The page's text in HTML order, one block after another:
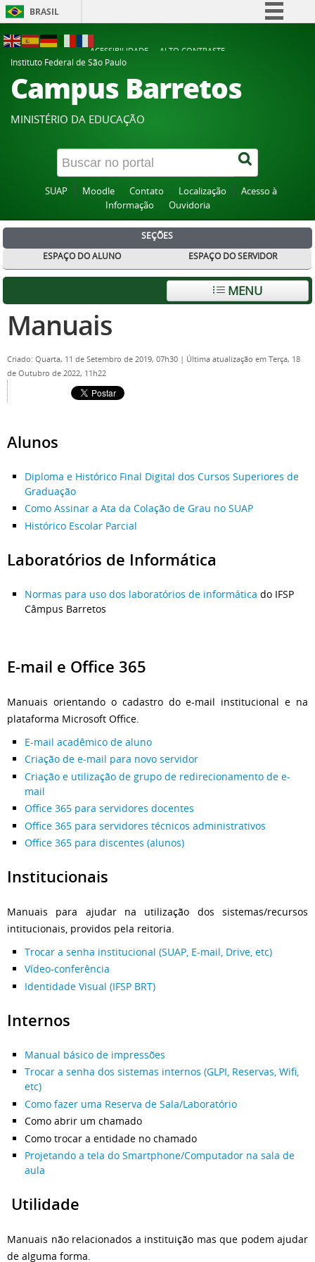
BRASIL
Participe
Acesso à informação
Canais
ACESSIBILIDADE
ALTO CONTRASTE
Instituto Federal de São Paulo
Campus Barretos
MINISTÉRIO DA EDUCAÇÃO
SUAP Moodle Contato Localização
Acesso à
Informação
Ouvidoria
SEÇÕES
ESPAÇO DO ALUNO
ESPAÇO DO SERVIDOR
MENU
Manuais
Criado: Quarta, 11 de Setembro de 2019, 07h30 | Última atualização em Terça, 18
de Outubro de 2022, 11h22
Alunos
Diploma e Histórico Final Digital dos Cursos Superiores de
Graduação
Como Assinar a Ata da Colação de Grau no SUAP
Histórico Escolar Parcial
Laboratórios de Informática
Normas para uso dos laboratórios de informática do IFSP
Câmpus Barretos
E-mail e Office 365
Manuais orientando o cadastro do e-mail institucional e na
plataforma Microsoft Office.
E-mail acadêmico de aluno
Criação de e-mail para novo servidor
Criação e utilização de grupo de redirecionamento de e-
mail
Office 365 para servidores docentes
Office 365 para servidores técnicos administrativos
Office 365 para discentes (alunos)
Institucionais
Manuais para ajudar na utilização dos sistemas/recursos
intitucionais, providos pela reitoria.
Trocar a senha institucional (SUAP, E-mail, Drive, etc)
Vídeo-conferência
Identidade Visual (IFSP BRT)
Internos
Manual básico de impressões
Trocar a senha dos sistemas internos (GLPI, Reservas, Wifi,
etc)
Como fazer uma Reserva de Sala/Laboratório
Como abrir um chamado
Como trocar a entidade no chamado
Projetando a tela do Smartphone/Computador na sala de
aula
Utilidade
Manuais não relacionados a instituição mas que podem ajudar
de alguma forma.